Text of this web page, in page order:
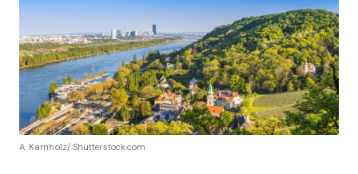
A. Karnholz/ Shutterstock.com